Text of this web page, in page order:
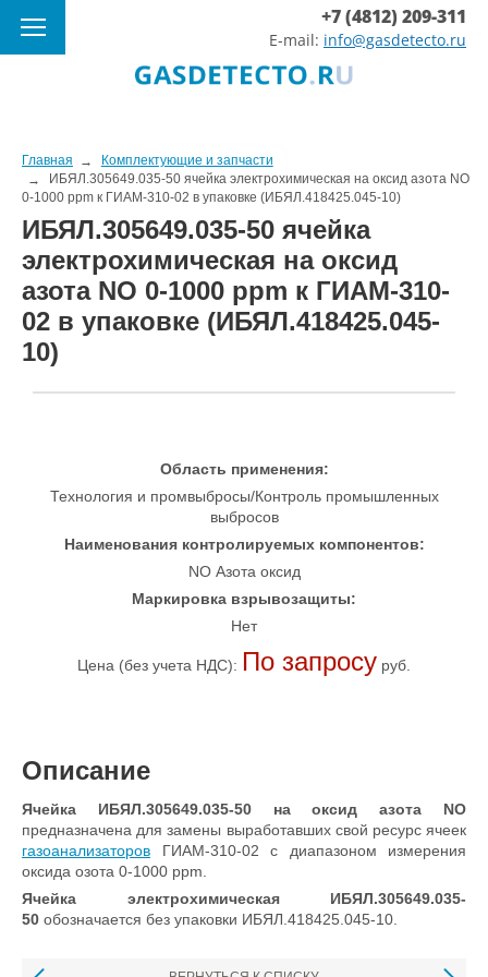
+7 (4812) 209-311
E-mail: info@gasdetecto.ru
Главная
Комплектующие и запчасти
ИБЯЛ.305649.035-50 ячейка электрохимическая на оксид азота NO
0-1000 ppm к ГИАМ-310-02 в упаковке (ИБЯЛ.418425.045-10)
ИБЯЛ.305649.035-50 ячейка
электрохимическая на оксид
азота NO 0-1000 ppm к ГИАМ-310-
02 в упаковке (ИБЯЛ.418425.045-
10)
Область применения:
Технология и промвыбросы/Контроль промышленных
выбросов
Наименования контролируемых компонентов:
NO Азота оксид
Маркировка взрывозащиты:
Нет
Цена (без учета НДС): По запросу руб.
Описание
Ячейка ИБЯЛ.305649.035-50 на оксид азота NO
предназначена для замены выработавших свой ресурс ячеек
газоанализаторов ГИАМ-310-02 с диапазоном измерения
оксида озота 0-1000 ppm.
Ячейка электрохимическая ИБЯЛ.305649.035-
50 обозначается без упаковки ИБЯЛ.418425.045-10.